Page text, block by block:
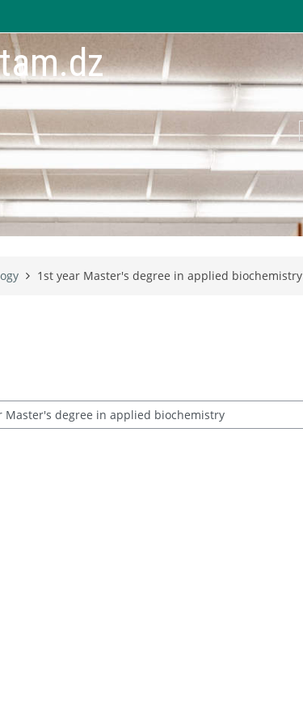
1st year Master's degree in applied biochemistry